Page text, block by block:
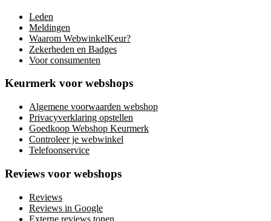
Leden
Meldingen
Waarom WebwinkelKeur?
Zekerheden en Badges
Voor consumenten
Keurmerk voor webshops
Algemene voorwaarden webshop
Privacyverklaring opstellen
Goedkoop Webshop Keurmerk
Controleer je webwinkel
Telefoonservice
Reviews voor webshops
Reviews
Reviews in Google
Externe reviews tonen